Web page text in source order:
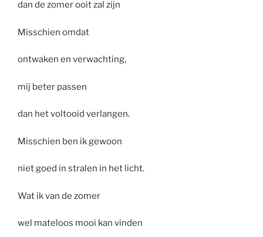
dan de zomer ooit zal zijn
Misschien omdat
ontwaken en verwachting,
mij beter passen
dan het voltooid verlangen.
Misschien ben ik gewoon
niet goed in stralen in het licht.
Wat ik van de zomer
wel mateloos mooi kan vinden